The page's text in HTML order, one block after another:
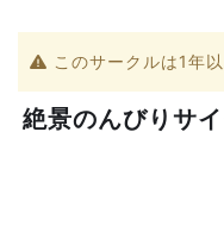
このサークルは1年
絶景のんびりサ